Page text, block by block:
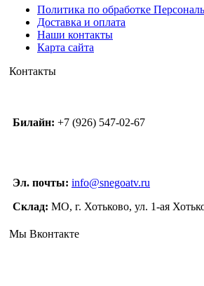
Политика по обработке
Доставка и оплата
Наши контакты
Карта сайта
Контакты
Билайн: +7 (926) 547-02-67
Эл. почты: info@snegoatv.ru
Склад: МО, г. Хотьково, ул. 1-ая
Мы Вконтакте